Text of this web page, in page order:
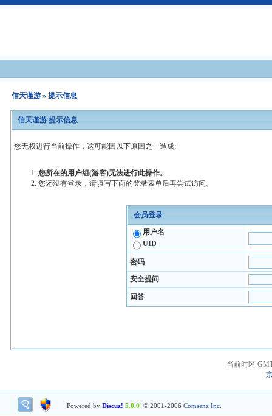
信天谨游 » 提示信息
信天谨游 提示信息
您无权进行当前操作，这可能因以下原因之一造成:
您所在的用户组(游客)无法进行此操作。
您还没有登录，请填写下面的登录表单后再尝试访问。
会员登录
用户名
UID
密码
安全提问
回答
当前时区
Powered by Discuz! 5.0.0 © 2001-2006 Comsenz Inc.